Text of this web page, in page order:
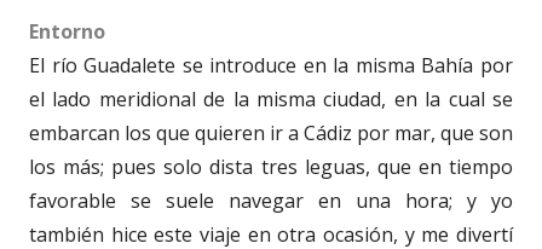
Entorno
El río Guadalete se introduce en la misma Bahía por
el lado meridional de la misma ciudad, en la cual se
embarcan los que quieren ir a Cádiz por mar, que son
los más; pues solo dista tres leguas, que en tiempo
favorable se suele navegar en una hora; y yo
también hice este viaje en otra ocasión, y me divertí